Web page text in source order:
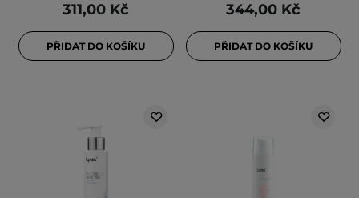
311,00 Kč
PŘIDAT DO KOŠÍKU
344,00 Kč
PŘIDAT DO KOŠÍKU